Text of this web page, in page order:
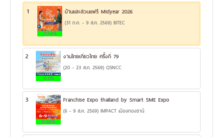
1
21.54%
บ้านและสวนแฟร์ Midyear 2026
(31 ก.ค. - 9 ส.ค. 2569) BITEC
2
13.9%
งานไทยเที่ยวไทย ครั้งที่ 79
(20 - 23 ส.ค. 2569) QSNCC
3
12.66%
Franchise Expo thailand by Smart SME Expo
(6 - 9 ส.ค. 2569) IMPACT เมืองทองธานี